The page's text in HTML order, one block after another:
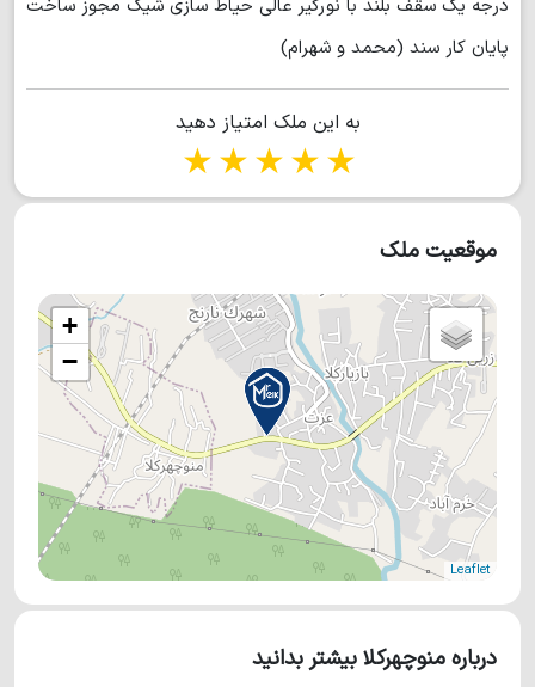
درجه یک سقف بلند با نورگیر عالی حیاط سازی شیک مجوز ساخت
پایان کار سند (محمد و شهرام)
به این ملک امتیاز دهید
5 stars
4 stars
3 stars
2 stars
موقعیت ملک
+
−
Leaflet
درباره منوچهرکلا بیشتر بدانید